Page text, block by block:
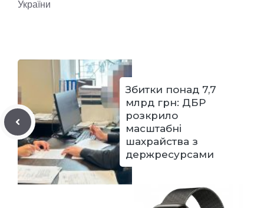
України
Збитки понад 7,7
млрд грн: ДБР
розкрило
масштабні
шахрайства з
держресурсами